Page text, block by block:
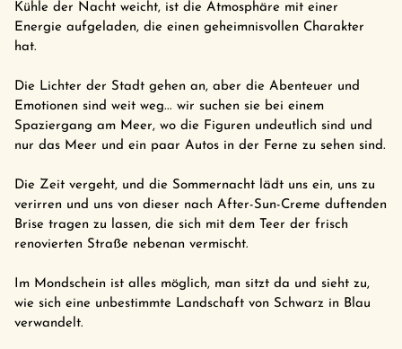
Kühle der Nacht weicht, ist die Atmosphäre mit einer
Energie aufgeladen, die einen geheimnisvollen Charakter
hat.
Die Lichter der Stadt gehen an, aber die Abenteuer und
Emotionen sind weit weg... wir suchen sie bei einem
Spaziergang am Meer, wo die Figuren undeutlich sind und
nur das Meer und ein paar Autos in der Ferne zu sehen sind.
Die Zeit vergeht, und die Sommernacht lädt uns ein, uns zu
verirren und uns von dieser nach After-Sun-Creme duftenden
Brise tragen zu lassen, die sich mit dem Teer der frisch
renovierten Straße nebenan vermischt.
Im Mondschein ist alles möglich, man sitzt da und sieht zu,
wie sich eine unbestimmte Landschaft von Schwarz in Blau
verwandelt.